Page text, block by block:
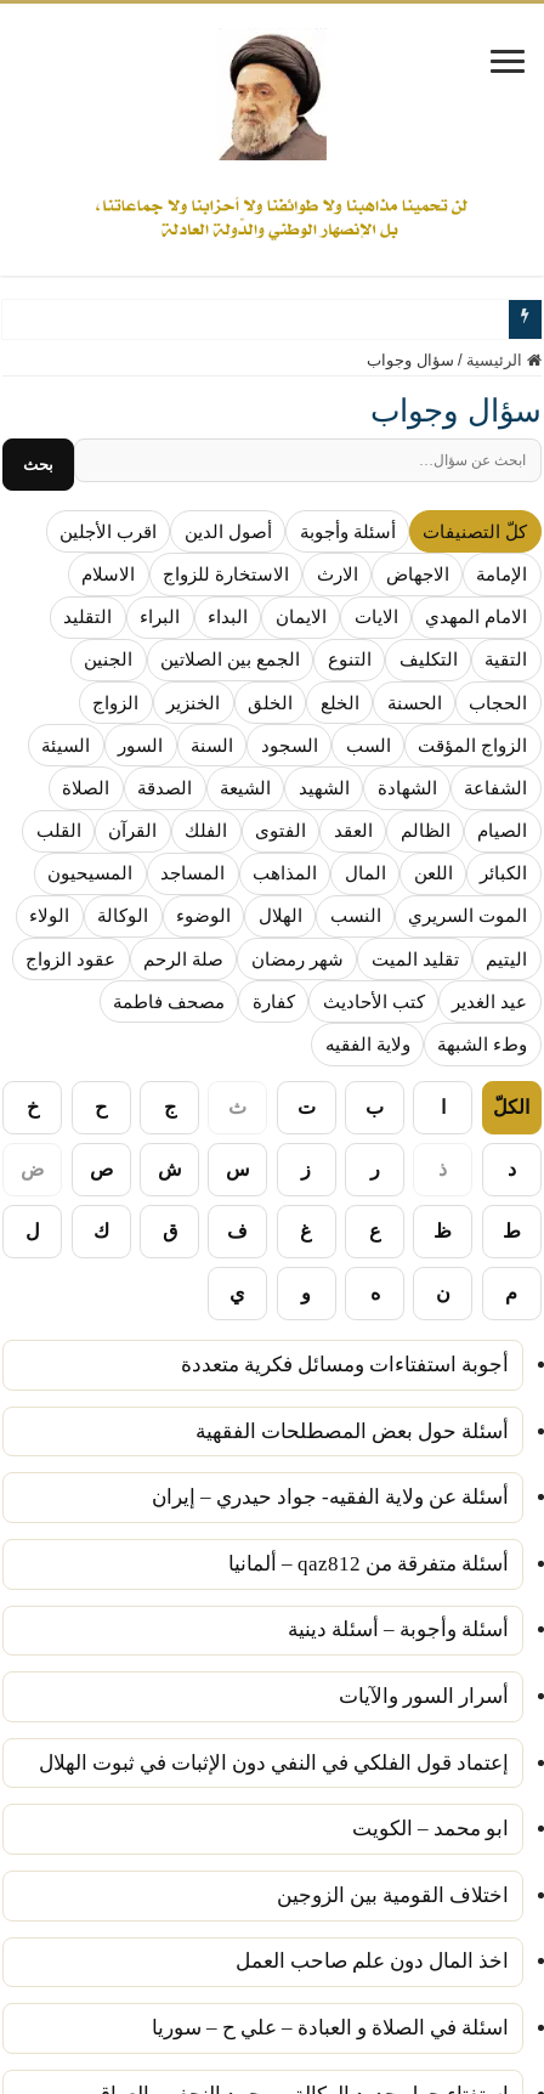
www.alamine.net
مواقف وآراء العلاّمة السيد علي الأمين من الأحداث والقضايا - اضغط للاطلاع
إذا كان التسنن هو الإيمان بسنة رسول الله ( صلى الله عليه وآله) فكلّ
علاقات المذاهب والأديان لا يجوز أن تكون على حساب الأوطان
لن تحمينا مذاهبنا ولا طوائفنا ولا أحزابنا ولا جماعاتنا، بل الإنصهار الوطني والدولة
المذاهب ليست قدرًا لا يمكن تجاوزه
ليست المنفعة تأتي من إسلامية النّظام كما لا تأتي المضرة من مسيحية النظام
المتهاون بوطنه متهاون بدينه حتماً
نسج العلاقة مع الآخر تكون من خلال منظومة القيم و المبادئ الانسانية التي تجعل
الرئيسية / سؤال وجواب
سؤال وجواب
بحث
كلّ التصنيفات أسئلة وأجوبة أصول الدين اقرب الأجلين
الإمامة الاجهاض الارث الاستخارة للزواج الاسلام
الامام المهدي الايات الايمان البداء البراء التقليد
التقية التكليف التنوع الجمع بين الصلاتين الجنين
الحجاب الحسنة الخلع الخلق الخنزير الزواج
الزواج المؤقت السب السجود السنة السور السيئة
الشفاعة الشهادة الشهيد الشيعة الصدقة الصلاة
الصيام الظالم العقد الفتوى الفلك القرآن القلب
الكبائر اللعن المال المذاهب المساجد المسيحيون
الموت السريري النسب الهلال الوضوء الوكالة الولاء
اليتيم تقليد الميت شهر رمضان صلة الرحم عقود الزواج
عيد الغدير كتب الأحاديث كفارة مصحف فاطمة
وطء الشبهة ولاية الفقيه
الكلّ ب ت ث ج ح خ
د ذ ر ز س ش ص ض
ط ظ ع غ ف ق ك ل
م ن ه و ي
أجوبة استفتاءات ومسائل فكرية متعددة
أسئلة حول بعض المصطلحات الفقهية
أسئلة عن ولاية الفقيه- جواد حيدري – إيران
أسئلة متفرقة من qaz812 – ألمانيا
أسئلة وأجوبة – أسئلة دينية
أسرار السور والآيات
إعتماد قول الفلكي في النفي دون الإثبات في ثبوت الهلال
ابو محمد – الكويت
اختلاف القومية بين الزوجين
اخذ المال دون علم صاحب العمل
اسئلة في الصلاة و العبادة – علي ح – سوريا